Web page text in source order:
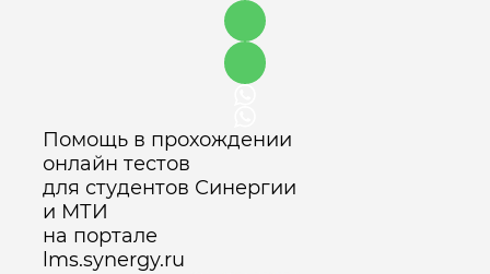
Помощь в прохождении
онлайн тестов
для студентов Синергии
и МТИ
на портале
lms.synergy.ru